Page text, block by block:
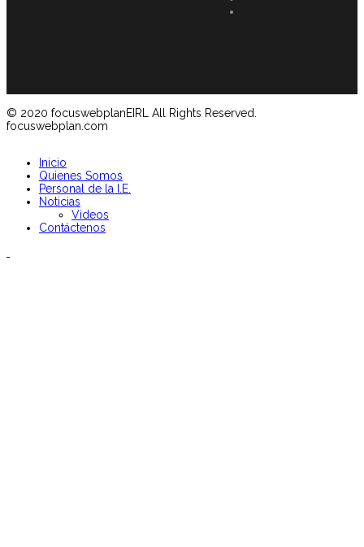
© 2020 focuswebplanEIRL All Rights Reserved.
focuswebplan.com
Inicio
Quienes Somos
Personal de la I.E.
Noticias
Videos
Contáctenos